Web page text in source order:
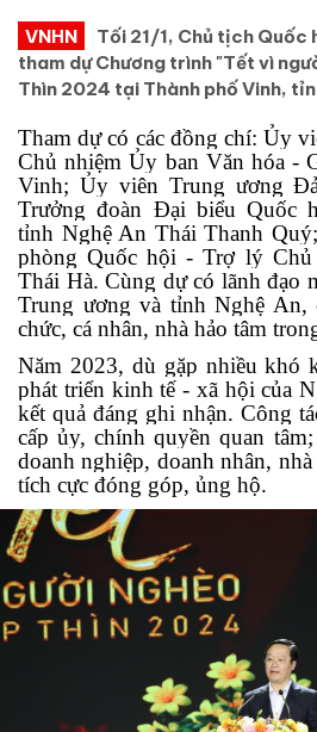
VNHN
Tối 21/1, Chủ tịch Quốc
tham dự Chương trình "Tết vì
Thìn 2024 tại Thành phố Vinh,
Tham dự có các đồng chí: Ủy
Chủ nhiệm Ủy ban Văn hóa -
Vinh; Ủy viên Trung ương
Trưởng đoàn Đại biểu Quốc
tỉnh Nghệ An Thái Thanh
phòng Quốc hội - Trợ lý Chủ
Thái Hà. Cùng dự có lãnh đạo
Trung ương và tỉnh Nghệ An,
chức, cá nhân, nhà hảo tâm
Năm 2023, dù gặp nhiều khó
phát triển kinh tế - xã hội của
kết quả đáng ghi nhận. Công
cấp ủy, chính quyền quan
doanh nghiệp, doanh nhân,
tích cực đóng góp, ủng hộ.